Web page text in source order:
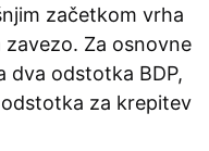
začetkom vrha
Za osnovne
dva odstotka BDP,
za krepitev